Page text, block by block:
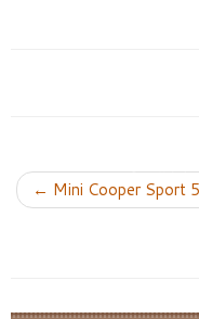
← Mini Cooper